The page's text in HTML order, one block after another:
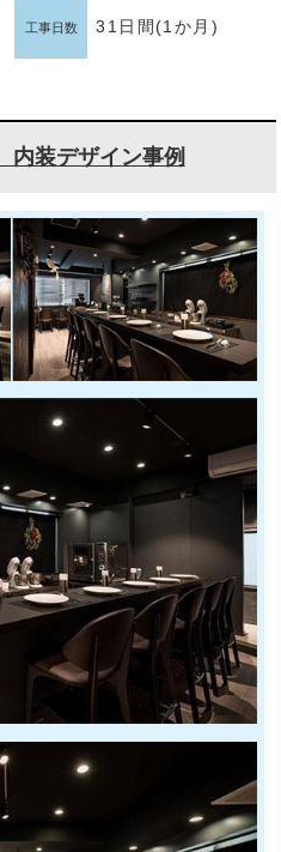
工事日数 31日間(1か月)
内装デザイン事例